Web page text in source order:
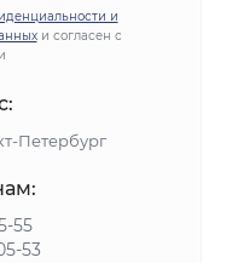
и
и согласен с
Петербург
55
53